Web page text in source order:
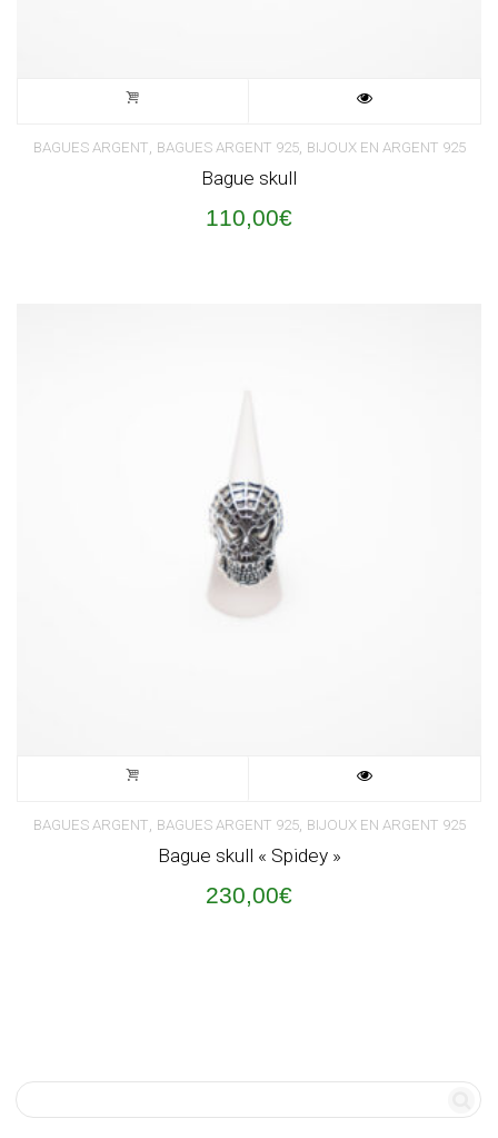
BAGUES ARGENT, BAGUES ARGENT 925, BIJOUX EN ARGENT 925
Bague skull
110,00€
BAGUES ARGENT, BAGUES ARGENT 925, BIJOUX EN ARGENT 925
Bague skull « Spidey »
230,00€